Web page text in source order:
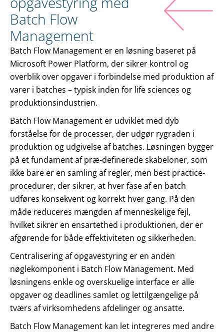
Batch Flow
Management
Batch Flow Management er en løsning baseret på
Microsoft Power Platform, der sikrer kontrol og
overblik over opgaver i forbindelse med produktion af
varer i batches – typisk inden for life sciences og
produktionsindustrien.
Batch Flow Management er udviklet med dyb
forståelse for de processer, der udgør rygraden i
produktion og udgivelse af batches. Løsningen bygger
på et fundament af præ-definerede skabeloner, som
ikke bare er en samling af regler, men best practice-
procedurer, der sikrer, at hver fase af en batch
udføres konsekvent og korrekt hver gang. På den
måde reduceres mængden af menneskelige fejl,
hvilket sikrer en ensartethed i produktionen, der er
afgørende for både effektiviteten og sikkerheden.
Centralisering af opgavestyring er en anden
nøglekomponent i Batch Flow Management. Med
løsningens enkle og overskuelige interface er alle
opgaver og deadlines samlet og lettilgængelige på
tværs af virksomhedens afdelinger og ansatte.
Batch Flow Management kan let integreres med andre